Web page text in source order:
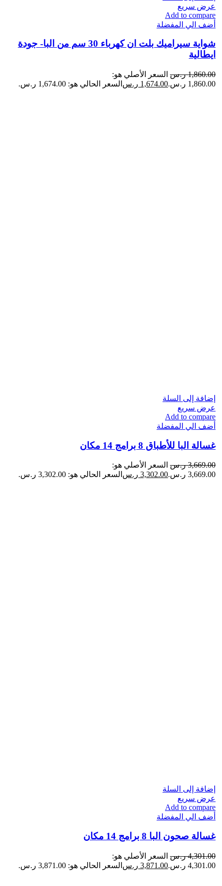
عرض سريع
Add to compare
أضف الي المفضلة
شواية سيراميك بلت ان كهرباء 30 سم من البا- جودة
ايطالية
1,860.00 ر.س السعر الأصلي هو:
1,860.00 ر.س.
1,674.00 ر.س السعر الحالي هو: 1,674.00 ر.س.
إضافة إلى السلة
عرض سريع
Add to compare
أضف الي المفضلة
غسالة البا للأطباق 8 برامج 14 مكان
3,669.00 ر.س السعر الأصلي هو:
3,669.00 ر.س.
3,302.00 ر.س السعر الحالي هو: 3,302.00 ر.س.
إضافة إلى السلة
عرض سريع
Add to compare
أضف الي المفضلة
غسالة صحون البا 8 برامج 14 مكان
4,301.00 ر.س السعر الأصلي هو:
4,301.00 ر.س.
3,871.00 ر.س السعر الحالي هو: 3,871.00 ر.س.